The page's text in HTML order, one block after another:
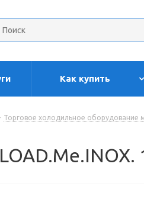
Как купить
Торговое холодильное оборудование